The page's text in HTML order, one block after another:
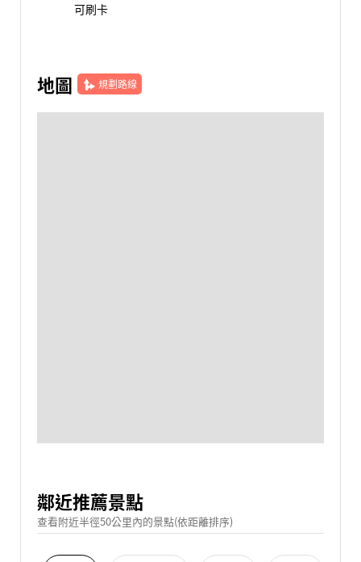
可刷卡
地圖 規劃路線
鄰近推薦景點
查看附近半徑50公里內的景點(依距離排序)